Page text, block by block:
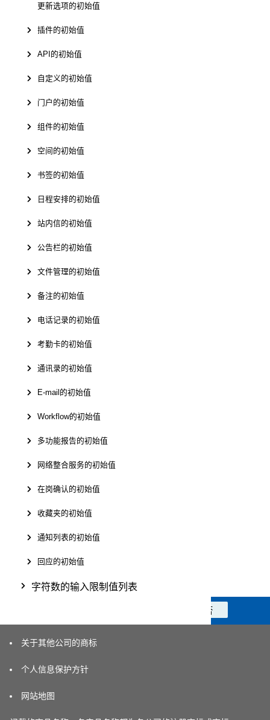
更新选项的初始值
插件的初始值
API的初始值
自定义的初始值
门户的初始值
组件的初始值
空间的初始值
书签的初始值
日程安排的初始值
站内信的初始值
公告栏的初始值
文件管理的初始值
备注的初始值
电话记录的初始值
考勤卡的初始值
通讯录的初始值
E-mail的初始值
Workflow的初始值
多功能报告的初始值
网络整合服务的初始值
在岗确认的初始值
收藏夹的初始值
通知列表的初始值
回应的初始值
字符数的输入限制值列表
否
关于其他公司的商标
个人信息保护方针
网站地图